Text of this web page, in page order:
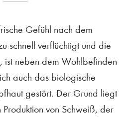
Gefühl nach dem
schnell verflüchtigt und die
ist neben dem Wohlbefinden
auch das biologische
gestört. Der Grund liegt
von Schweiß, der